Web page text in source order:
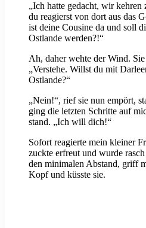
„Ich hatte gedacht, wir kehren
du reagierst von dort aus das
ist deine Cousine da und soll
Ostlande werden?!“
Ah, daher wehte der Wind.
„Verstehe. Willst du mit
Ostlande?“
„Nein!“, rief sie nun empört,
ging die letzten Schritte auf
stand. „Ich will dich!“
Sofort reagierte mein kleiner
zuckte erfreut und wurde
den minimalen Abstand, griff
Kopf und küsste sie.